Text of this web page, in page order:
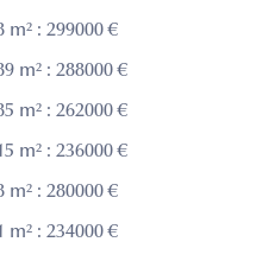
: 299000 €
m² : 288000 €
m² : 262000 €
m² : 236000 €
: 280000 €
: 234000 €